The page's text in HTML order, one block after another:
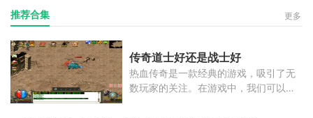
推荐合集 更多
传奇道士好还是战士好
热血传奇是一款经典的游戏，吸引了无
数玩家的关注。在游戏中，我们可以扮